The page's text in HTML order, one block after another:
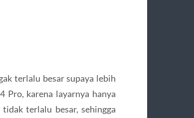
terlalu besar supaya lebih
Pro, karena layarnya hanya
terlalu besar, sehingga